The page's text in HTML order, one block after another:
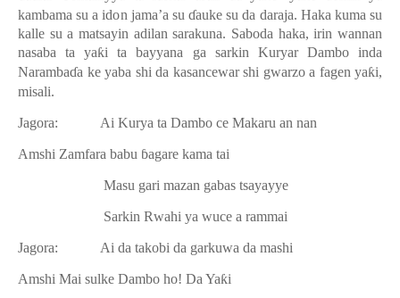
kambama su a idon jama’a su ɗauke su da daraja. Haka kuma su
kalle su a matsayin adilan sarakuna. Saboda haka, irin wannan
nasaba ta yaƙi ta bayyana ga sarkin Kuryar Dambo inda
Narambaɗa ke yaba shi da kasancewar shi gwarzo a fagen yaƙi,
misali.
Jagora: Ai Kurya ta Dambo ce Makaru an nan
Amshi Zamfara babu ɓagare kama tai
Masu gari mazan gabas tsayayye
Sarkin Rwahi ya wuce a rammai
Jagora: Ai da takobi da garkuwa da mashi
Amshi Mai sulke Dambo ho! Da Yaƙi